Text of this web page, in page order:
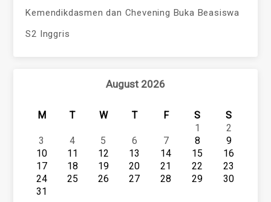
Kemendikdasmen dan Chevening Buka Beasiswa
S2 Inggris
August 2026
M T W T F S
S
1
2
3
4 5 6 7 8
9
10
11 12 13 14 15
16
17
18 19 20 21 22
23
24
25 26 27 28 29
30
31